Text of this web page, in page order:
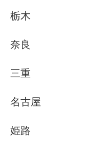
栃木
奈良
三重
名古屋
姫路